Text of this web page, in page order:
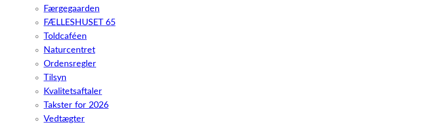
Færgegaarden
FÆLLESHUSET 65
Toldcaféen
Naturcentret
Ordensregler
Tilsyn
Kvalitetsaftaler
Takster for 2026
Vedtægter